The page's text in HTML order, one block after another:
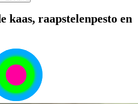
kaas, raapstelenpesto en